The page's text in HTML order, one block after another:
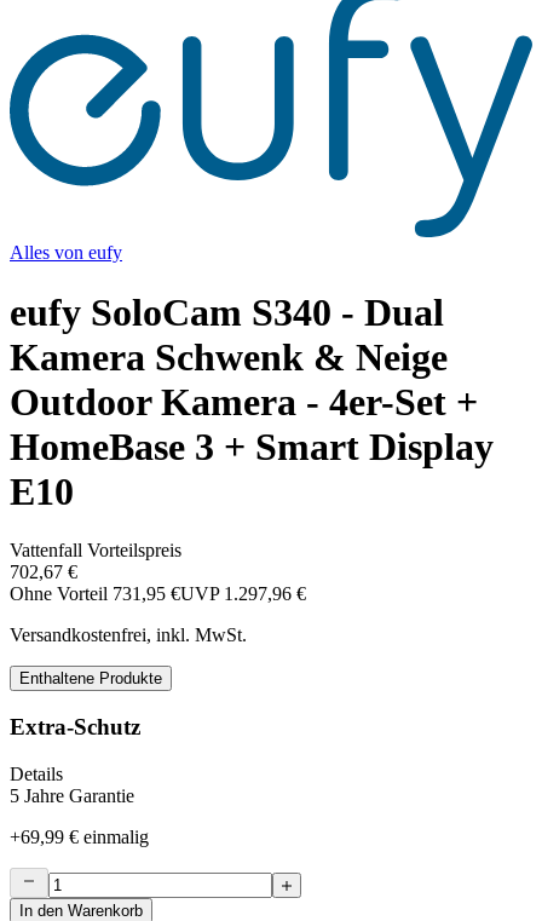
Alles von eufy
eufy SoloCam S340 - Dual
Kamera Schwenk & Neige
Outdoor Kamera - 4er-Set +
HomeBase 3 + Smart Display
E10
Vattenfall Vorteilspreis
702,67 €
Ohne Vorteil 731,95 €UVP 1.297,96 €
Versandkostenfrei, inkl. MwSt.
Enthaltene Produkte
Extra-Schutz
Details
5 Jahre Garantie
+69,99 € einmalig
In den Warenkorb